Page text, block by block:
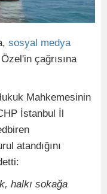
sosyal medya
çağrısına
Mahkemesinin
İstanbul İl
atandığını
halkı sokağa